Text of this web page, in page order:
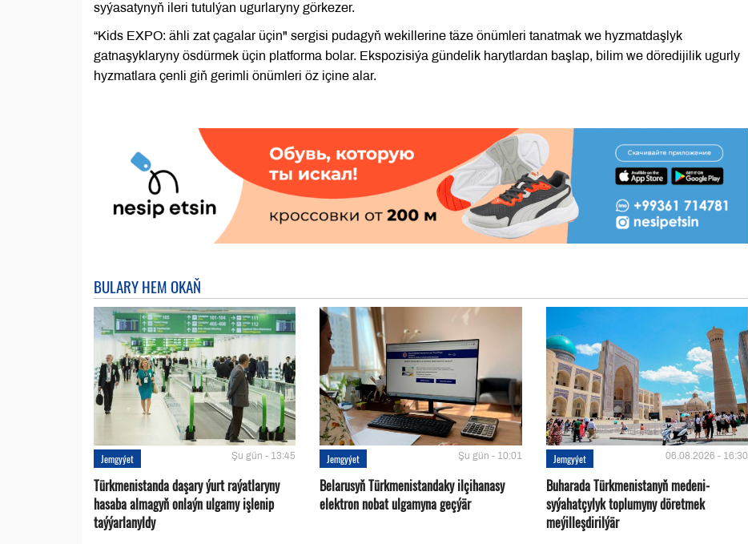
syýasatynyň ileri tutulýan ugurlaryny görkezer.
“Kids EXPO: ähli zat çagalar üçin" sergisi pudagyň wekillerine täze önümleri tanatmak we hyzmatdaşlyk
gatnaşyklaryny ösdürmek üçin platforma bolar. Ekspozisiýa gündelik harytlardan başlap, bilim we döredijilik ugurly
hyzmatlara çenli giň gerimli önümleri öz içine alar.
BULARY HEM OKAŇ
Jemgyýet Şu gün - 13:45
Türkmenistanda daşary ýurt raýatlaryny
hasaba almagyň onlaýn ulgamy işlenip
taýýarlanyldy
Jemgyýet Şu gün - 10:01
Belarusyň Türkmenistandaky ilçihanasy
elektron nobat ulgamyna geçýär
Jemgyýet 06.08.2026 - 16:30
Buharada Türkmenistanyň medeni-
syýahatçylyk toplumyny döretmek
meýilleşdirilýär